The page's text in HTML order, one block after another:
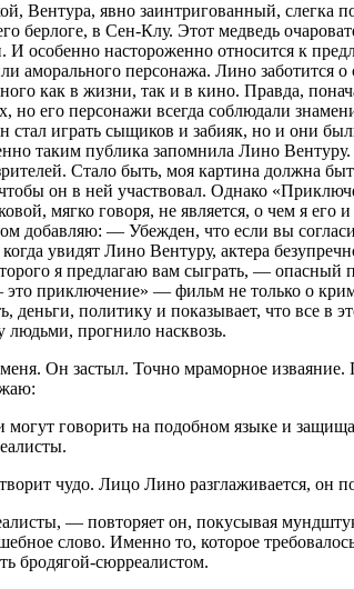
Вентура, явно заинтригованный, слегка
берлоге, в Сен-Клу. Этот медведь
И особенно настороженно относится к
аморального персонажа. Лино заботится о
как в жизни, так и в кино. Правда,
но его персонажи всегда соблюдали
стал играть сыщиков и забияк, но и они
таким публика запомнила Лино
Стало быть, моя картина должна
чтобы он в ней участвовал. Однако
мягко говоря, не является, о чем я его
добавляю: — Убежден, что если вы
увидят Лино Вентуру, актера
я предлагаю вам сыграть, — опасный
приключение» — фильм не только о
деньги, политику и показывает, что все в
прогнило насквозь.
Он застыл. Точно мраморное изваяние.
могут говорить на подобном языке и
чудо. Лицо Лино разглаживается, он
— повторяет он, покусывая
слово. Именно то, которое
бродягой-сюрреалистом.